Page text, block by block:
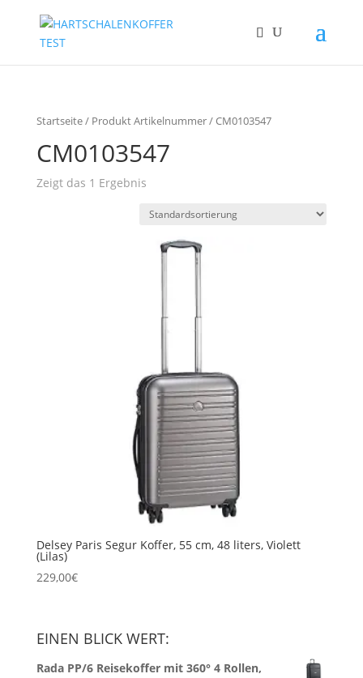
Startseite/ Produkt Artikelnummer / CM0103547
CM0103547
Zeigt das 1 Ergebnis
Delsey Paris Segur Koffer, 55 cm, 48 liters, Violett
(Lilas)
229,00€
EINEN BLICK WERT:
Rada PP/6 Reisekoffer mit 360° 4 Rollen,